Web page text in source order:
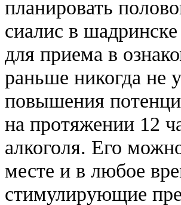
планировать
сиалис в
для приема в
раньше никогда не
повышения
на протяжении 12
алкоголя. Его
месте и в любое
стимулирующие